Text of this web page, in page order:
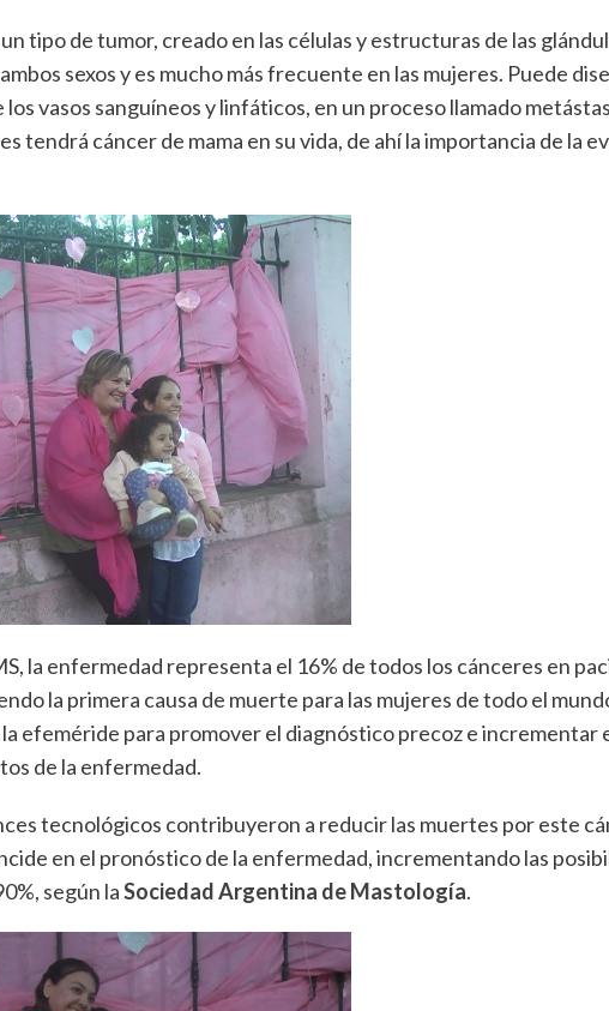
tipo de tumor, creado en las células y estructuras de las
sexos y es mucho más frecuente en las mujeres. Puede
vasos sanguíneos y linfáticos, en un proceso llamado
tendrá cáncer de mama en su vida, de ahí la importancia de la
la enfermedad representa el 16% de todos los cánceres en
la primera causa de muerte para las mujeres de todo el
efeméride para promover el diagnóstico precoz e incrementar
de la enfermedad.
tecnológicos contribuyeron a reducir las muertes por este
en el pronóstico de la enfermedad, incrementando las
según laSociedad Argentina de Mastología.